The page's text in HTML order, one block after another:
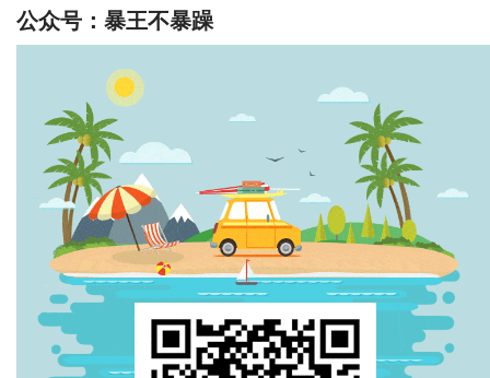
公众号：暴王不暴躁